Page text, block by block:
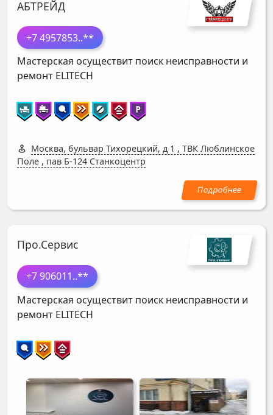
АБТРЕЙД
+7 4957853..**
Мастерская осуществит поиск неисправности и
ремонт ELITECH
Москва, бульвар Тихорецкий, д 1 , ТВК Люблинское
Поле , пав Б-124 Станкоцентр
Про.Сервис
+7 906011..**
Мастерская осуществит поиск неисправности и
ремонт ELITECH